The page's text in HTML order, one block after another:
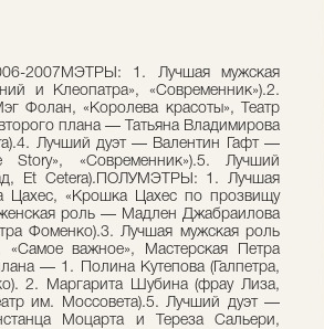
2007МЭТРЫ: 1. Лучшая мужская
и Клеопатра», «Современник»).2.
Фолан, «Королева красоты», Театр
плана — Татьяна Владимирова
Лучший дуэт — Валентин Гафт —
«Современник»).5. Лучший
Et Cetera).ПОЛУМЭТРЫ: 1. Лучшая
«Крошка Цахес по прозвищу
роль — Мадлен Джабраилова
Фоменко).3. Лучшая мужская роль
важное», Мастерская Петра
— 1. Полина Кутепова (Галпетра,
2. Маргарита Шубина (фрау Лиза,
им. Моссовета).5. Лучший дуэт —
Моцарта и Тереза Сальери,